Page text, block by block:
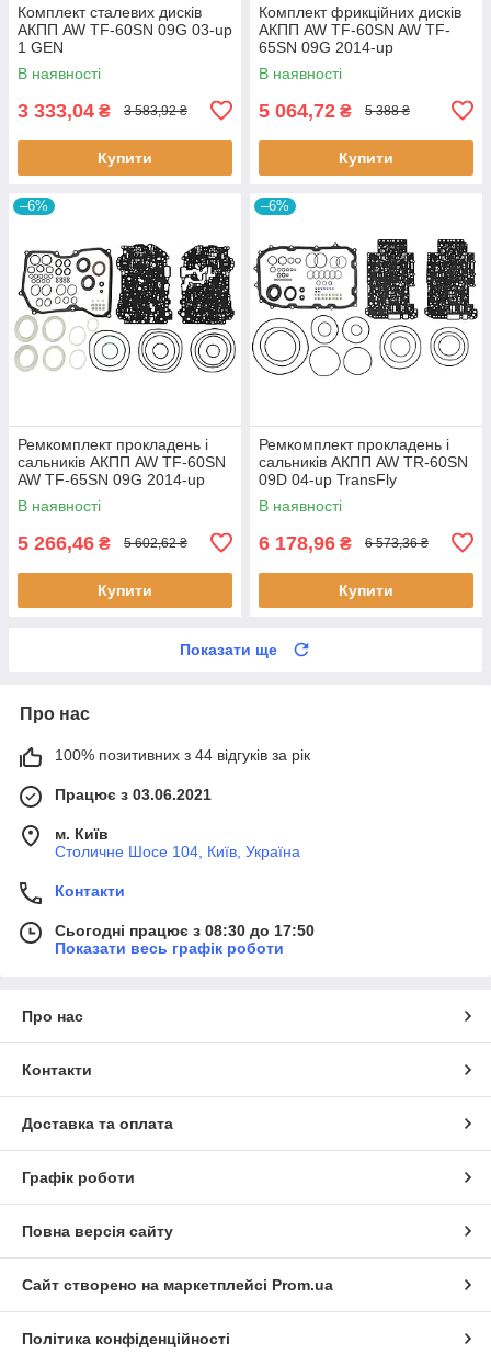
Комплект сталевих дисків
АКПП AW TF-60SN 09G 03-up
1 GEN
В наявності
3 333,04 ₴ 3 583,92 ₴
Купити
Комплект фрикційних дисків
АКПП AW TF-60SN AW TF-
65SN 09G 2014-up
В наявності
5 064,72 ₴ 5 388 ₴
Купити
–6%
Ремкомплект прокладень і
сальників АКПП AW TF-60SN
AW TF-65SN 09G 2014-up
TransFly
В наявності
5 266,46 ₴ 5 602,62 ₴
Купити
–6%
Ремкомплект прокладень і
сальників АКПП AW TR-60SN
09D 04-up TransFly
В наявності
6 178,96 ₴ 6 573,36 ₴
Купити
Показати ще
Про нас
100% позитивних з 44 відгуків за рік
Працює з 03.06.2021
м. Київ
Столичне Шосе 104, Київ, Україна
Контакти
Сьогодні працює з 08:30 до 17:50
Показати весь графік роботи
Про нас
Контакти
Доставка та оплата
Графік роботи
Повна версія сайту
Сайт створено на маркетплейсі Prom.ua
Політика конфіденційності